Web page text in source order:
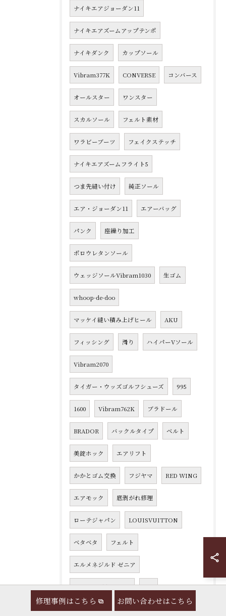
ナイキエアジョーダン11
ナイキエアズームアップテンポ
ナイキダンク カップソール
Vibram377K CONVERSE コンバース
オールスター ワンスター
スカルソール フェルト素材
ワラビーブーツ フェイクステッチ
ナイキエアズームフライト5
つま先縫い付け 純正ソール
エア・ジョーダン11 エアーバッグ
パンク 座繰り加工
ポロウレタンソール
ウェッジソールVibram1030 生ゴム
whoop-de-doo
マッケイ縫い積み上げヒール AKU
フィッシング 滑り ハイパーVソール
Vibram2070
タイガー・ウッズゴルフシューズ 995
1600 Vibram762K ブラドール
BRADOR バックルタイプ ベルト
美錠ホック エアリフト
かかとゴム交換 フジヤマ RED WING
エアモック 底剥がれ修理
ローテジャパン LOUISVUITTON
ベタベタ フェルト
エルメネジルド ゼニア
Ermenegildo Zegna 993
修理事例はこちら お問い合わせはこちら